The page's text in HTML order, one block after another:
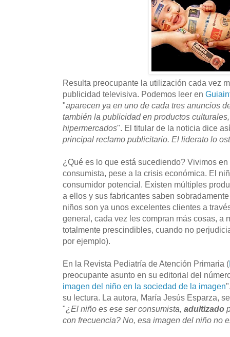
Resulta preocupante la utilización cada vez
publicidad televisiva. Podemos leer en
"aparecen ya en uno de cada tres anuncios
también la publicidad en productos
hipermercados". El titular de la noticia dice
principal reclamo publicitario. El liderato lo
¿Qué es lo que está sucediendo? Vivimos
consumista, pese a la crisis económica. El
consumidor potencial. Existen múltiples
a ellos y sus fabricantes saben
niños son ya unos excelentes clientes a
general, cada vez les compran más cosas, a
totalmente prescindibles, cuando no
por ejemplo).
En la Revista Pediatría de Atención Primaria (
preocupante asunto en su editorial del
imagen del niño en la sociedad de la imagen
su lectura. La autora, María Jesús Esparza,
"¿El niño es ese ser consumista, adultizado
con frecuencia? No, esa imagen del niño no